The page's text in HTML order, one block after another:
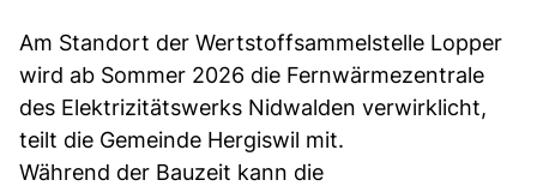
Am Standort der Wertstoffsammelstelle Lopper
wird ab Sommer 2026 die Fernwärmezentrale
des Elektrizitätswerks Nidwalden verwirklicht,
teilt die Gemeinde Hergiswil mit.
Während der Bauzeit kann die